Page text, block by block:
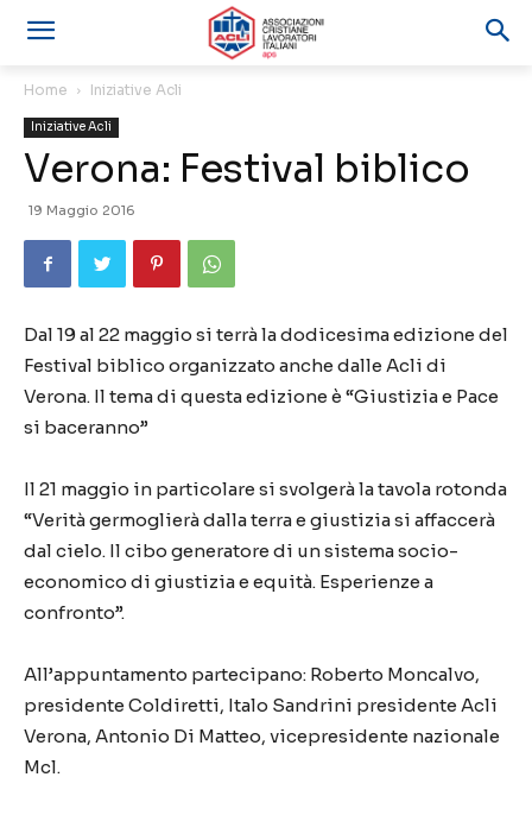
Home Iniziative Acli
Iniziative Acli
Verona: Festival biblico
19 Maggio 2016
Dal 19 al 22 maggio si terrà la dodicesima edizione del
Festival biblico organizzato anche dalle Acli di
Verona. Il tema di questa edizione è “Giustizia e Pace
si baceranno”
Il 21 maggio in particolare si svolgerà la tavola rotonda
“Verità germoglierà dalla terra e giustizia si affaccerà
dal cielo. Il cibo generatore di un sistema socio-
economico di giustizia e equità. Esperienze a
confronto”.
All’appuntamento partecipano: Roberto Moncalvo,
presidente Coldiretti, Italo Sandrini presidente Acli
Verona, Antonio Di Matteo, vicepresidente nazionale
Mcl.